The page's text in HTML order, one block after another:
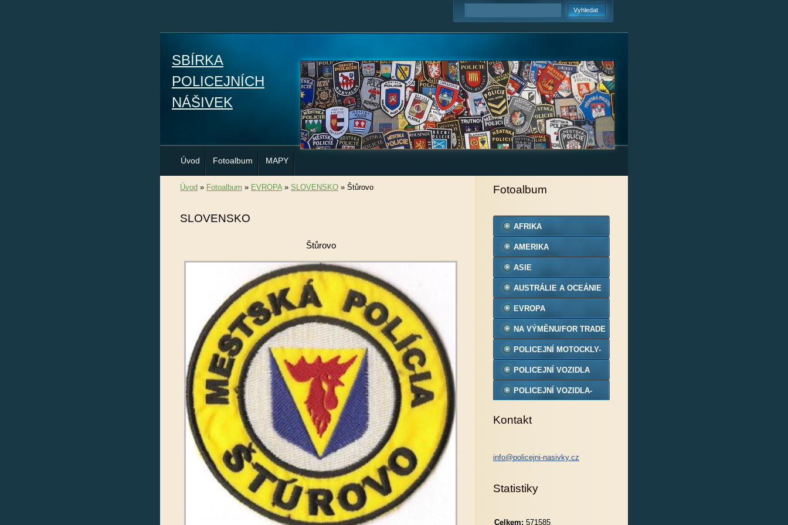
SBÍRKA
POLICEJNÍCH
NÁŠIVEK
Úvod Fotoalbum MAPY
Úvod » Fotoalbum » EVROPA» SLOVENSKO » Štůrovo
SLOVENSKO
Štůrovo
Fotoalbum
AFRIKA
AMERIKA
ASIE
AUSTRÁLIE A OCEÁNIE
EVROPA
NA VÝMĚNU/FOR TRADE
POLICEJNÍ MOTOCKLY-
MODELY
POLICEJNÍ VOZIDLA
POLICEJNÍ VOZIDLA-
Kontakt
info@policejni-nasivky.cz
Statistiky
Celkem: 571585